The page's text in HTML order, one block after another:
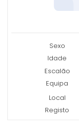
Sexo
Idade
Escalão
Equipa
Local
Registo